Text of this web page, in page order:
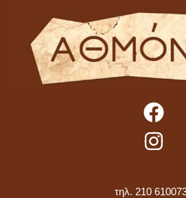
τηλ. 210